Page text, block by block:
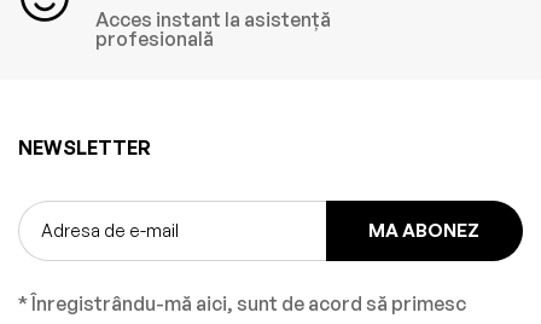
Acces instant la asistență
profesională
NEWSLETTER
MA ABONEZ
* Înregistrându-mă aici, sunt de acord să primesc